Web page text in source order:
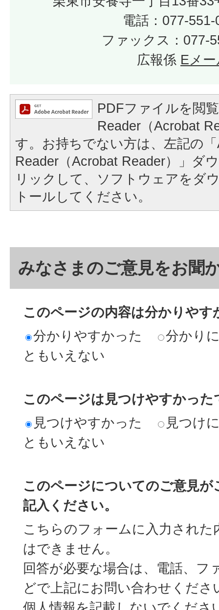
電話：077-551-
ファックス：077-
広報係 Eメ
PDFファイルを閲
Reader（Acrobat
す。お持ちでない方は、左記の
Reader（Acrobat Reader）」ダ
リックして、ソフトウェアをダ
トールしてください。
みなさまのご意見をお聞
このページの内容は分かりやす
分かりやすかった
分かり
ともいえない
このページは見つけやすかった
見つけやすかった
見つけ
ともいえない
このページについてのご意見
記入ください。
こちらのフォームに入力された
はできません。
回答が必要な場合は、電話、フ
どで上記にお問い合わせくださ